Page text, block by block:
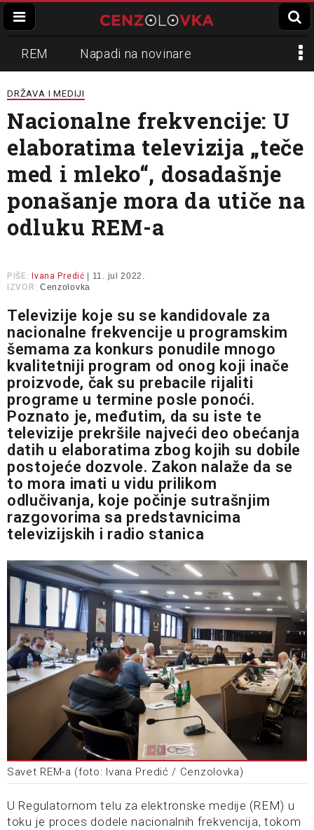
REM Napadi na novinare
Zvučni top
Propaganda Lokalni mediji
Informer Slavko Ćuruvija
DRŽAVA I MEDIJI
Nacionalne frekvencije: U
elaboratima televizija „teče
med i mleko“, dosadašnje
ponašanje mora da utiče na
odluku REM-a
PIŠE: Ivana Predić | 11. jul 2022.
IZVOR: Cenzolovka
Televizije koje su se kandidovale za
nacionalne frekvencije u programskim
šemama za konkurs ponudile mnogo
kvalitetniji program od onog koji inače
proizvode, čak su prebacile rijaliti
programe u termine posle ponoći.
Poznato je, međutim, da su iste te
televizije prekršile najveći deo obećanja
datih u elaboratima zbog kojih su dobile
postojeće dozvole. Zakon nalaže da se
to mora imati u vidu prilikom
odlučivanja, koje počinje sutrašnjim
razgovorima sa predstavnicima
televizijskih i radio stanica
Savet REM-a (foto: Ivana Predić / Cenzolovka)
U Regulatornom telu za elektronske medije (REM) u
toku je proces dodele nacionalnih frekvencija, tokom